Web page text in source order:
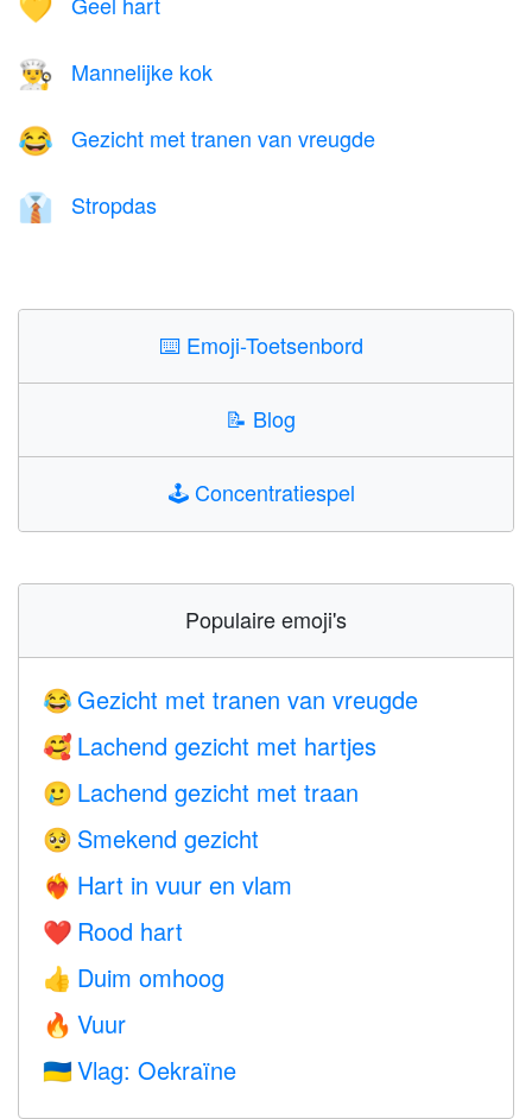
💛
👨‍🍳 Mannelijke kok
😂 Gezicht met tranen van vreugde
👔 Stropdas
⌨️ Emoji-Toetsenbord
📝 Blog
🕹️Concentratiespel
Populaire emoji's
😂 Gezicht met tranen van vreugde
🥰 Lachend gezicht met hartjes
🥲 Lachend gezicht met traan
🥺 Smekend gezicht
❤️‍🔥 Hart in vuur en vlam
❤️ Rood hart
👍 Duim omhoog
🔥 Vuur
🇺🇦 Vlag: Oekraïne